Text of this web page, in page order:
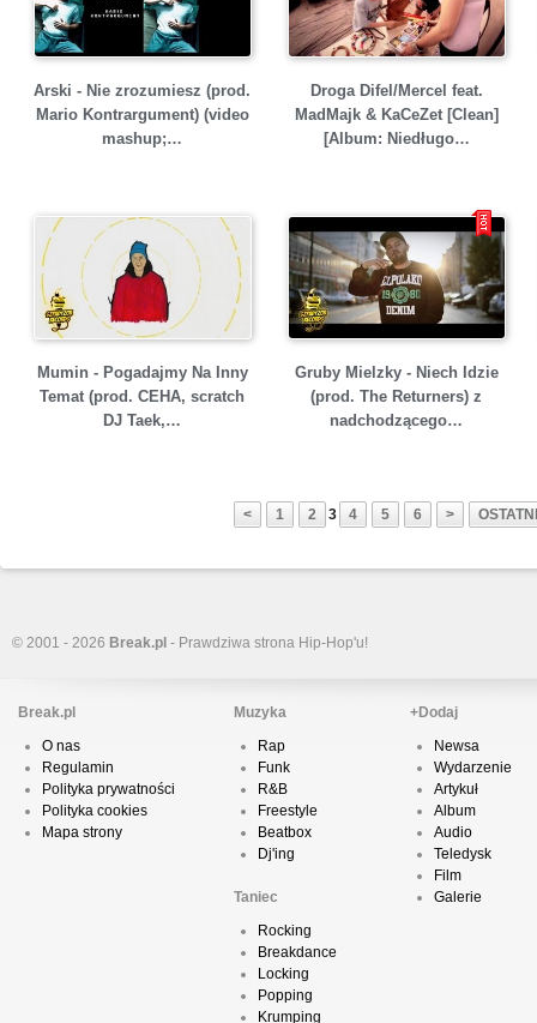
Arski - Nie zrozumiesz (prod.
Mario Kontrargument) (video
mashup;…
Droga Difel/Mercel feat.
MadMajk & KaCeZet [Clean]
[Album: Niedługo…
Mumin - Pogadajmy Na Inny
Temat (prod. CEHA, scratch
DJ Taek,…
Gruby Mielzky - Niech Idzie
(prod. The Returners) z
nadchodzącego…
< 1 2 3 4 5 6 >
© 2001 - 2026 Break.pl - Prawdziwa strona Hip-Hop'u!
Break.pl
O nas
Regulamin
Polityka prywatności
Polityka cookies
Mapa strony
Muzyka
Rap
Funk
R&B
Freestyle
Beatbox
Dj'ing
Taniec
Rocking
Breakdance
Locking
Popping
Krumping
+Dodaj
Newsa
Wydarzenie
Artykuł
Album
Audio
Teledysk
Film
Galerie